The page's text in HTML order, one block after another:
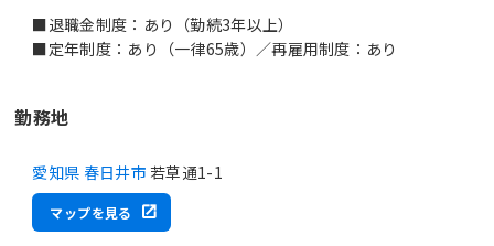
■退職金制度：あり（勤続3年以上）
■定年制度：あり（一律65歳）／再雇用制度：あり
勤務地
愛知県 春日井市 若草通1-1
マップを見る